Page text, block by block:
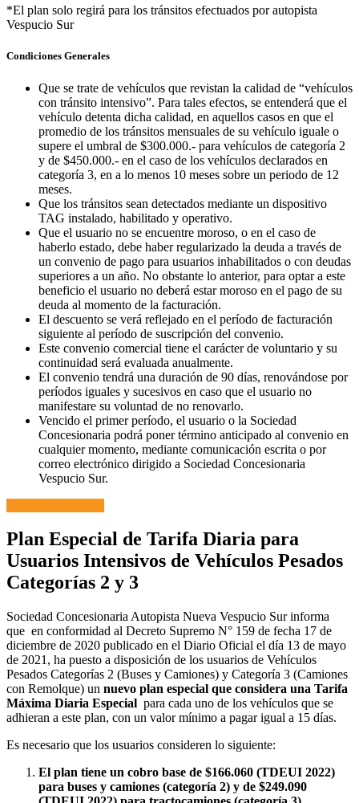
*El plan solo regirá para los tránsitos efectuados por autopista
Vespucio Sur
Condiciones Generales
Que se trate de vehículos que revistan la calidad de “vehículos
con tránsito intensivo”. Para tales efectos, se entenderá que el
vehículo detenta dicha calidad, en aquellos casos en que el
promedio de los tránsitos mensuales de su vehículo iguale o
supere el umbral de $300.000.- para vehículos de categoría 2
y de $450.000.- en el caso de los vehículos declarados en
categoría 3, en a lo menos 10 meses sobre un periodo de 12
meses.
Que los tránsitos sean detectados mediante un dispositivo
TAG instalado, habilitado y operativo.
Que el usuario no se encuentre moroso, o en el caso de
haberlo estado, debe haber regularizado la deuda a través de
un convenio de pago para usuarios inhabilitados o con deudas
superiores a un año. No obstante lo anterior, para optar a este
beneficio el usuario no deberá estar moroso en el pago de su
deuda al momento de la facturación.
El descuento se verá reflejado en el período de facturación
siguiente al período de suscripción del convenio.
Este convenio comercial tiene el carácter de voluntario y su
continuidad será evaluada anualmente.
El convenio tendrá una duración de 90 días, renovándose por
períodos iguales y sucesivos en caso que el usuario no
manifestare su voluntad de no renovarlo.
Vencido el primer período, el usuario o la Sociedad
Concesionaria podrá poner término anticipado al convenio en
cualquier momento, mediante comunicación escrita o por
correo electrónico dirigido a Sociedad Concesionaria
Vespucio Sur.
Plan Especial de Tarifa Diaria para
Usuarios Intensivos de Vehículos Pesados
Categorías 2 y 3
Sociedad Concesionaria Autopista Nueva Vespucio Sur informa
que en conformidad al Decreto Supremo N° 159 de fecha 17 de
diciembre de 2020 publicado en el Diario Oficial el día 13 de mayo
de 2021, ha puesto a disposición de los usuarios de Vehículos
Pesados Categorías 2 (Buses y Camiones) y Categoría 3 (Camiones
con Remolque) un nuevo plan especial que considera una Tarifa
Máxima Diaria Especial para cada uno de los vehículos que se
adhieran a este plan, con un valor mínimo a pagar igual a 15 días.
Es necesario que los usuarios consideren lo siguiente:
El plan tiene un cobro base de $166.060 (TDEUI 2022)
para buses y camiones (categoría 2) y de $249.090